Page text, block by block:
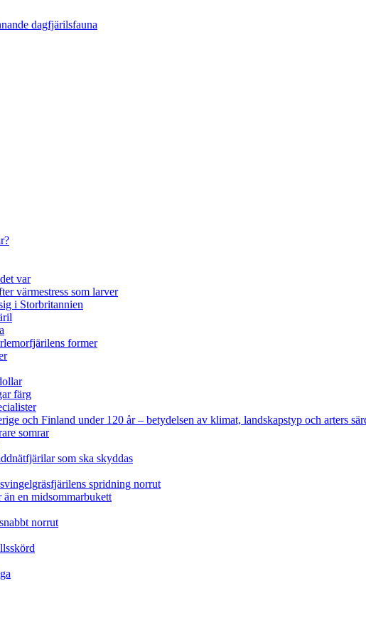
var
värmestress som larver
i Storbritannien
former
färg
och Finland under 120 år– betydelsen av klimat, landskapstyp och arters
somrar
som ska skyddas
spridning norrut
en midsommarbukett
norrut